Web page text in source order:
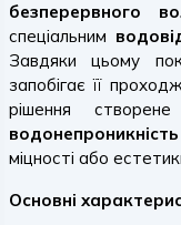
безперервного
спеціальним
Завдяки цьому
запобігає її
рішення
міцності або
Основні